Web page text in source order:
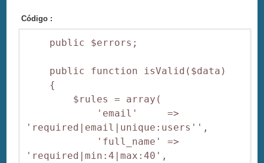
Código :
public $errors;
public function isValid($data)
{
$rules = array(
'email'     =>
'required|email|unique:users'',
'full_name' =>
'required|min:4|max:40',